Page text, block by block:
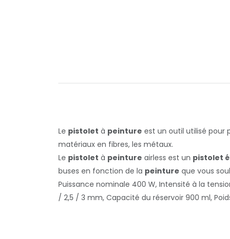
Le pistolet à peinture est un outil utilisé pour
matériaux en fibres, les métaux.
Le pistolet à peinture airless est un pistolet
buses en fonction de la peinture que vous
Puissance nominale 400 W, Intensité à la
/ 2,5 / 3 mm, Capacité du réservoir 900 ml,